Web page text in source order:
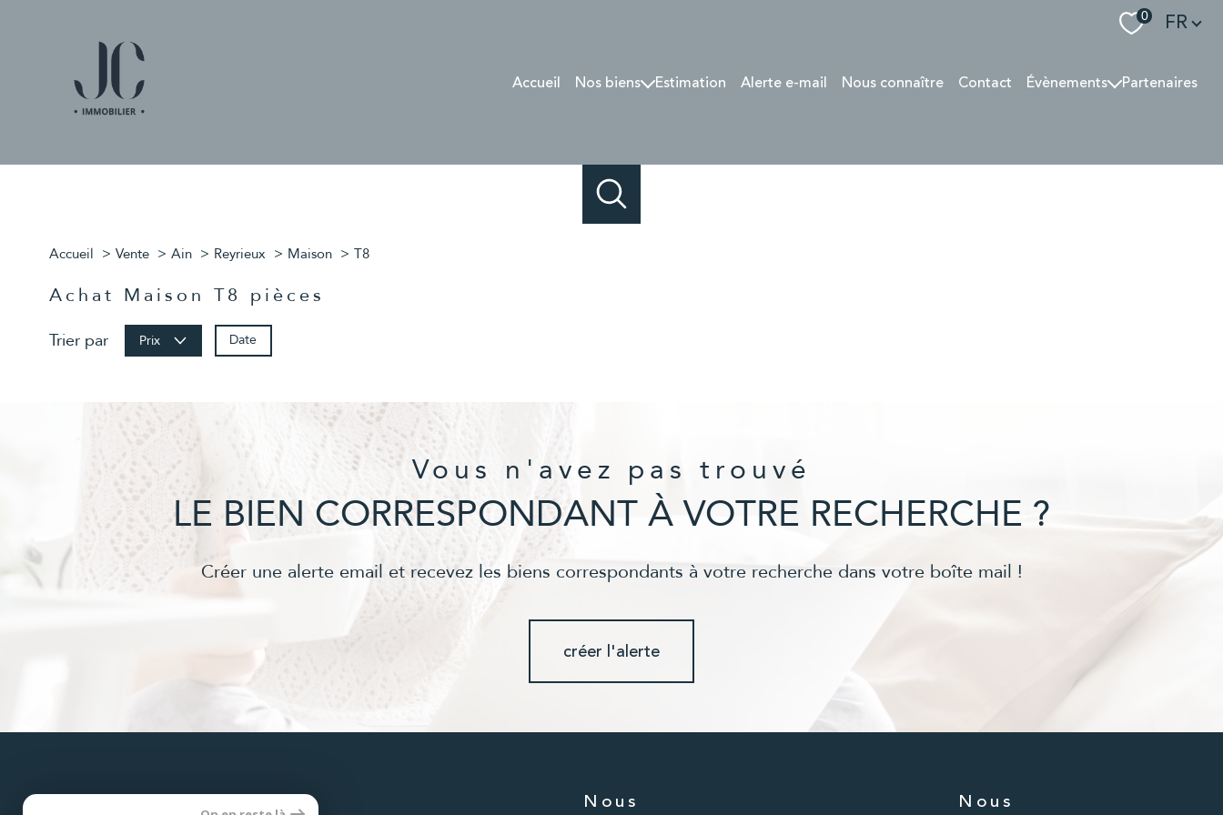
0 Langue
FR
Accueil Nos biens
Vendus
Estimation Alerte e-mail Nous connaître Contact Évènements Partenaires
Accueil Vente Ain Reyrieux Maison T8
Achat Maison T8 pièces
Trier par Prix Date
Vous n'avez pas trouvé
LE BIEN CORRESPONDANT À VOTRE RECHERCHE ?
Créer une alerte email et recevez les biens correspondants à votre recherche dans votre boîte mail !
créer l'alerte
Se Nous Nous